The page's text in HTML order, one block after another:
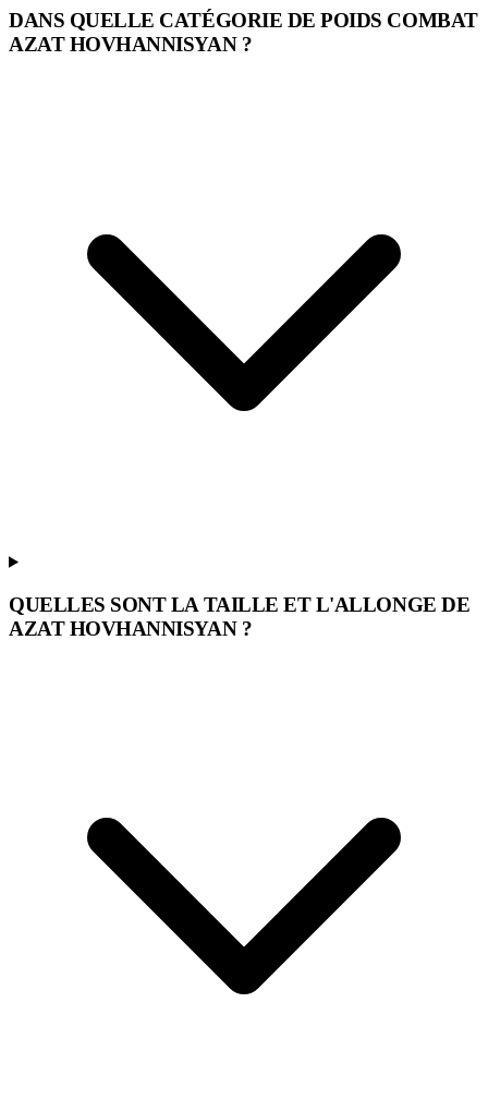
DANS QUELLE CATÉGORIE DE POIDS COMBAT
AZAT HOVHANNISYAN ?
QUELLES SONT LA TAILLE ET L'ALLONGE DE
AZAT HOVHANNISYAN ?